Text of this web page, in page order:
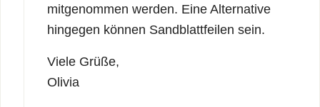
mitgenommen werden. Eine Alternative
hingegen können Sandblattfeilen sein.
Viele Grüße,
Olivia